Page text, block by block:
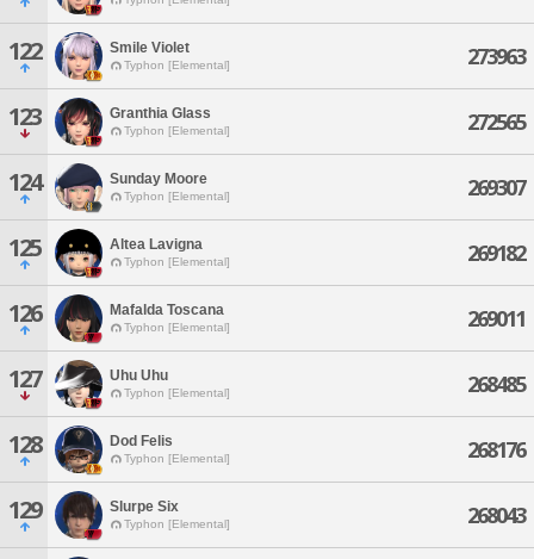
122 Smile Violet
Typhon [Elemental] 273963
123 Granthia Glass
Typhon [Elemental] 272565
124 Sunday Moore
Typhon [Elemental] 269307
125 Altea Lavigna
Typhon [Elemental] 269182
126 Mafalda Toscana
Typhon [Elemental] 269011
127 Uhu Uhu
Typhon [Elemental] 268485
128 Dod Felis
Typhon [Elemental] 268176
129 Slurpe Six
Typhon [Elemental] 268043